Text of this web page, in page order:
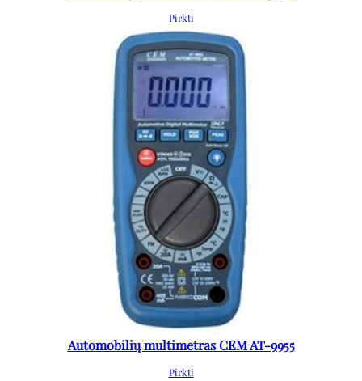
Pirkti
Automobilių multimetras CEM AT-9955
Pirkti